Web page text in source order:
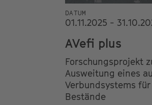
DATUM
01.11.2025 -
AVefi plus
Forschungsprojekt
Ausweitung eines
Verbundsystems
Bestände